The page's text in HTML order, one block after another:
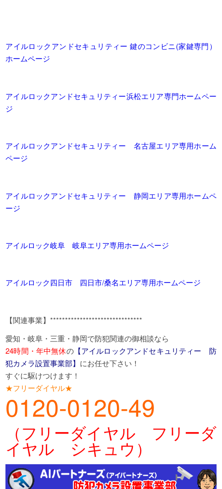
アイルロックアンドセキュリティー 鍵のコンビニ(家鍵専門）
ホームページ
アイルロックアンドセキュリティー浜松エリア専門ホームペー
ジ
アイルロックアンドセキュリティー 名古屋エリア専用ホーム
ページ
アイルロックアンドセキュリティー 静岡エリア専用ホームペ
ージ
アイルロック岐阜 岐阜エリア専用ホームページ
アイルロック四日市 四日市/桑名エリア専用ホームページ
【関連事業】*******************************
愛知・岐阜・三重・静岡で防犯関連の御相談なら
24時間・年中無休の【アイルロックアンドセキュリティー 防
犯カメラ設置事業部】 にお任せ下さい！
すぐに駆けつけます！
★フリーダイヤル★
0120-0120-49
（フリーダイヤル フリーダ
イヤル シキュウ）